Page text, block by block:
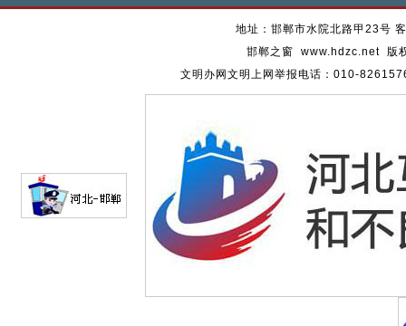
地址：邯郸市水院北路甲23号
邯郸之窗 www.hdzc.net 版
文明办网文明上网举报电话：010-